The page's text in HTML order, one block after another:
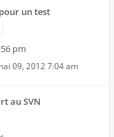
un test
pm
09, 2012 7:04 am
au SVN